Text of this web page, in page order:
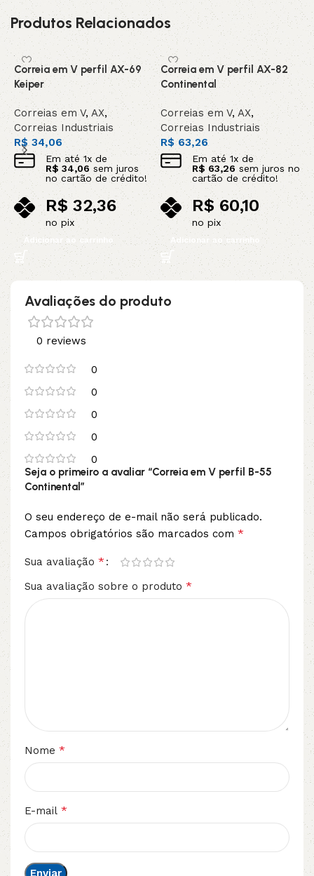
Produtos Relacionados
Correia em V perfil AX-69
Keiper
Correias em V, AX,
Correias Industriais
R$34,06
Em até1x de
R$34,06 sem juros
no cartão de crédito!
R$32,36
no pix
Adicionar ao carrinho
Correia em V perfil AX-82
Continental
Correias em V,AX,
Correias Industriais
R$63,26
Em até 1x de
R$63,26 sem juros no
cartão de crédito!
R$60,10
no pix
Adicionar ao carrinho
Avaliações do produto
0 reviews
0
0
0
0
0
Seja o primeiro a avaliar “Correia em V perfil B-55
Continental”
O seu endereço de e-mail não será publicado.
Campos obrigatórios são marcados com *
Sua avaliação *
Sua avaliação sobre o produto *
Nome *
E-mail *